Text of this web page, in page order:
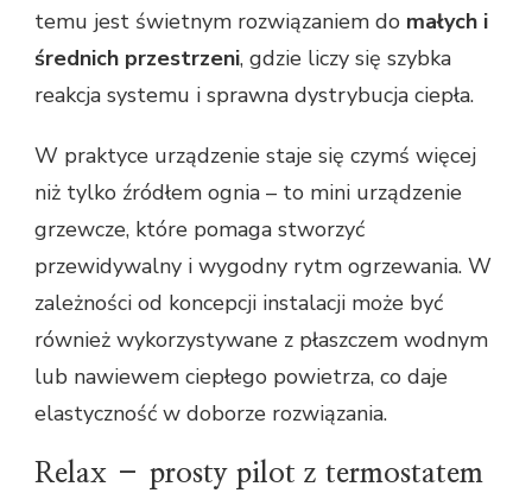
temu jest świetnym rozwiązaniem do małych i
średnich przestrzeni, gdzie liczy się szybka
reakcja systemu i sprawna dystrybucja ciepła.
W praktyce urządzenie staje się czymś więcej
niż tylko źródłem ognia – to mini urządzenie
grzewcze, które pomaga stworzyć
przewidywalny i wygodny rytm ogrzewania. W
zależności od koncepcji instalacji może być
również wykorzystywane z płaszczem wodnym
lub nawiewem ciepłego powietrza, co daje
elastyczność w doborze rozwiązania.
Relax – prosty pilot z termostatem